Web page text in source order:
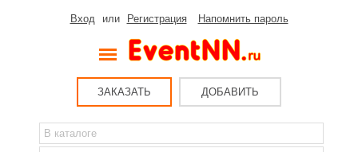
Вход или Регистрация Напомнить пароль
ЗАКАЗАТЬ ДОБАВИТЬ